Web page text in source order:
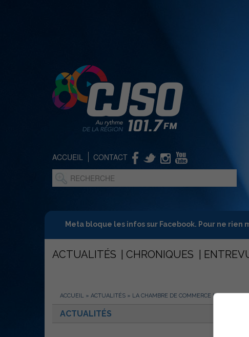
ACCUEIL CONTACT
Meta bloque les infos sur Facebook. Pour ne
ACTUALITÉS CHRONIQUES
ACCUEIL » ACTUALITÉS » LA CHAMBRE DE COMMERCE LANCE UN
ACTUALITÉS